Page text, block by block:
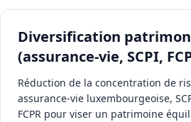
Diversification
(assurance-vie, SCPI,
Réduction de la concentration de
assurance-vie luxembourgeoise,
FCPR pour viser un patrimoine